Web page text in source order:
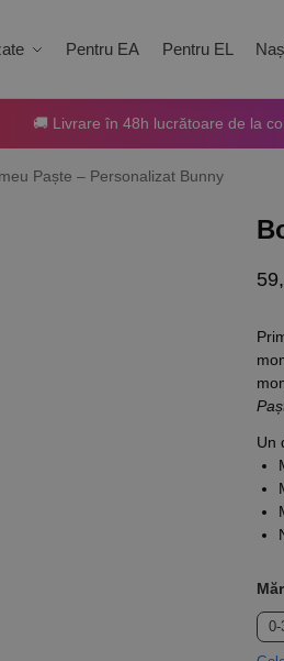
Pentru EA Pentru EL
🚚 Livrare în 48h lucrătoare de la
Paște – Personalizat Bunny
Un
0-